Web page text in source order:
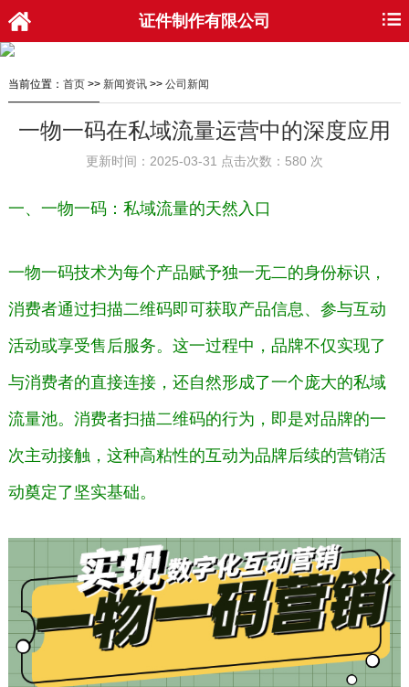
证件制作有限公司
当前位置： 首页>> 新闻资讯>> 公司新闻
一物一码在私域流量运营中的深度应用
更新时间：2025-03-31 点击次数：580 次
一、一物一码：私域流量的天然入口
一物一码技术为每个产品赋予独一无二的身份标识，
消费者通过扫描二维码即可获取产品信息、参与互动
活动或享受售后服务。这一过程中，品牌不仅实现了
与消费者的直接连接，还自然形成了一个庞大的私域
流量池。消费者扫描二维码的行为，即是对品牌的一
次主动接触，这种高粘性的互动为品牌后续的营销活
动奠定了坚实基础。